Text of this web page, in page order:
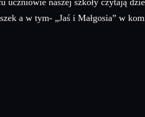
naszej szkoły czytają
a w tym- „Jaś i Małgosia” w